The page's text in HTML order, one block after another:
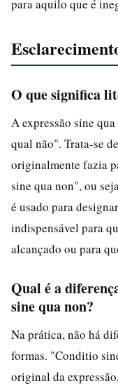
para aquilo que é
O que significa
A expressão sine
qual não". Trata-se
originalmente fazia
sine qua non", ou
é usado para
indispensável para
alcançado ou para
Qual é a
sine qua non?
Na prática, não há
formas. "Conditio
original da